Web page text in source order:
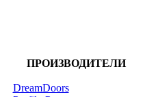
ПРОИЗВОДИТЕЛИ
DreamDoors